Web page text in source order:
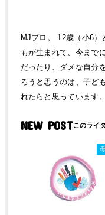
MJプロ。 12歳（小6
もが生まれて、今まで
だったり、ダメな自分
ろうと思うのは、子ど
れたらと思っています。
NEW POST